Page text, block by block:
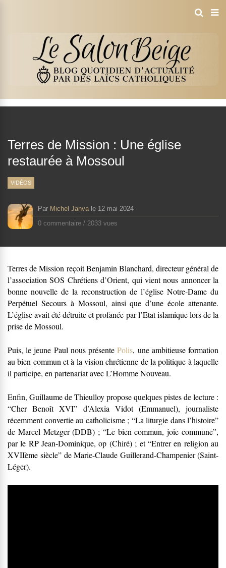
Terres de Mission : Une église
restaurée à Mossoul
VIDÉOS
Par Michel Janvale 12 mai 2024
0 commentaire / 2033 vues
Terres de Mission reçoit Benjamin Blanchard, directeur général de
l’association SOS Chrétiens d’Orient, qui vient nous annoncer la
bonne nouvelle de la reconstruction de l’église Notre-Dame du
Perpétuel Secours à Mossoul, ainsi que d’une école attenante.
L’église avait été détruite et profanée par l’Etat islamique lors de la
prise de Mossoul.
Puis, le jeune Paul nous présentePolis, une ambitieuse formation
au bien commun et à la vision chrétienne de la politique à laquelle
il participe, en partenariat avec L’Homme Nouveau.
Enfin, Guillaume de Thieulloy propose quelques pistes de lecture :
“Cher Benoît XVI” d’Alexia Vidot (Emmanuel), journaliste
récemment convertie au catholicisme ; “La liturgie dans l’histoire”
de Marcel Metzger (DDB) ; “Le bien commun, joie commune”,
par le RP Jean-Dominique, op (Chiré) ; et “Entrer en religion au
XVIIème siècle” de Marie-Claude Guillerand-Champenier (Saint-
Léger).